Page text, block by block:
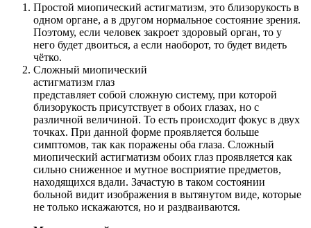
Простой миопический астигматизм, это близорукость в
одном органе, а в другом нормальное состояние зрения.
Поэтому, если человек закроет здоровый орган, то у
него будет двоиться, а если наоборот, то будет видеть
чётко.
Сложный миопический
астигматизм глаз
представляет собой сложную систему, при которой
близорукость присутствует в обоих глазах, но с
различной величиной. То есть происходит фокус в двух
точках. При данной форме проявляется больше
симптомов, так как поражены оба глаза. Сложный
миопический астигматизм обоих глаз проявляется как
сильно сниженное и мутное восприятие предметов,
находящихся вдали. Зачастую в таком состоянии
больной видит изображения в вытянутом виде, которые
не только искажаются, но и раздваиваются.